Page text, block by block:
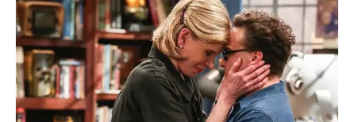
Tagesausflugsziele für Bad Wurzach
Bademöglichkeiten
Wandern
Kinoprogramm
Angebote für Behinderte